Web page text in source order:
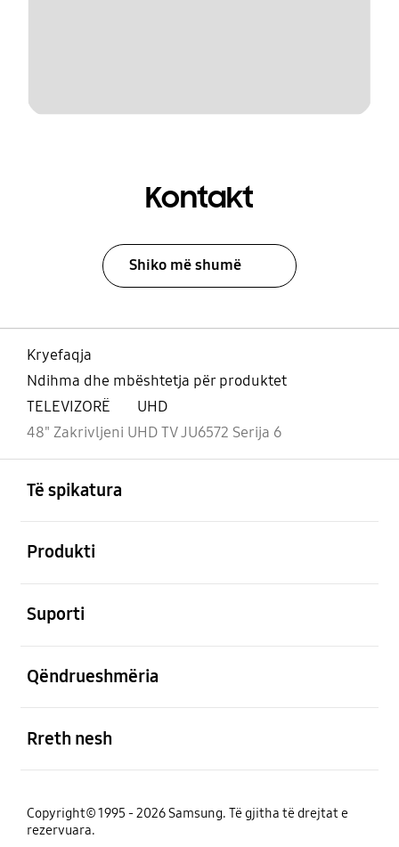
Kontakt
Shiko më shumë
Kryefaqja
Ndihma dhe mbështetja për produktet
TELEVIZORË
UHD
48" Zakrivljeni UHD TV JU6572 Serija 6
Të spikatura
Produkti
Suporti
Qëndrueshmëria
Rreth nesh
Copyright© 1995 - 2026 Samsung. Të gjitha të drejtat e
rezervuara.